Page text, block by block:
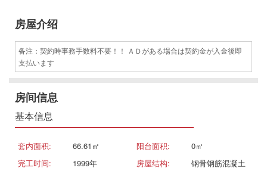
房屋介绍
备注：契約時事務手数料不要！！ ＡＤがある場合は契約金が入金後即
支払います
房间信息
基本信息
套内面积: 66.61㎡ 阳台面积:
0㎡
完工时间:
1999年 房屋结构:
钢骨钢筋混凝土